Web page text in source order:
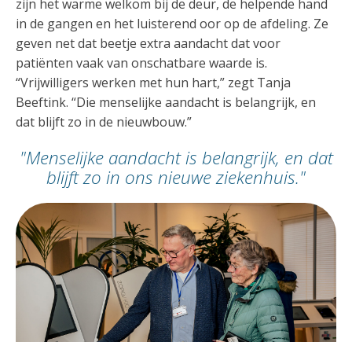
zijn het warme welkom bij de deur, de helpende hand
in de gangen en het luisterend oor op de afdeling. Ze
geven net dat beetje extra aandacht dat voor
patiënten vaak van onschatbare waarde is.
“Vrijwilligers werken met hun hart,” zegt Tanja
Beeftink. “Die menselijke aandacht is belangrijk, en
dat blijft zo in de nieuwbouw.”
"Menselijke aandacht is belangrijk, en dat
blijft zo in ons nieuwe ziekenhuis."